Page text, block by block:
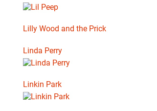
Lilly Wood and the Prick
Linda Perry
Linkin Park